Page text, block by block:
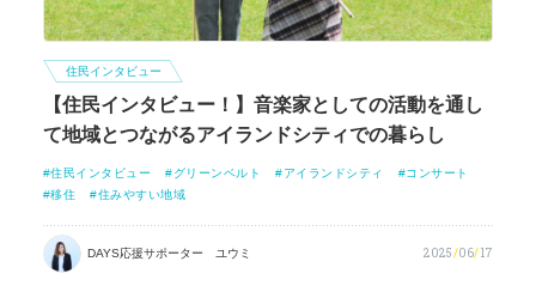
住民インタビュー
【住民インタビュー！】音楽家としての活動を通し
て地域とつながるアイランドシティでの暮らし
住民インタビュー グリーンベルト アイランドシティ
コンサート
移住
住みやすい地域
DAYS応援サポーター ユウミ 2025/06/17